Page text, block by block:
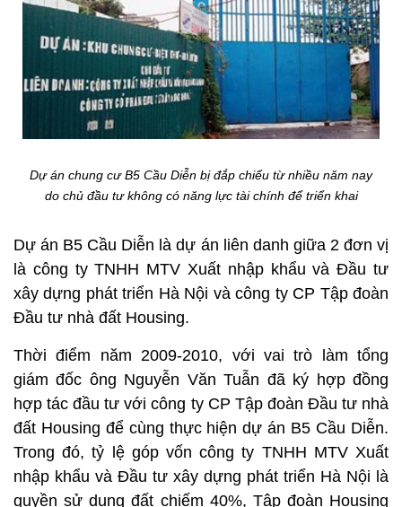
Dự án chung cư B5 Cầu Diễn bị đắp chiếu từ nhiều năm nay
do chủ đầu tư không có năng lực tài chính để triển khai
Dự án B5 Cầu Diễn là dự án liên danh giữa 2 đơn vị
là công ty TNHH MTV Xuất nhập khẩu và Đầu tư
xây dựng phát triển Hà Nội và công ty CP Tập đoàn
Đầu tư nhà đất Housing.
Thời điểm năm 2009-2010, với vai trò làm tổng
giám đốc ông Nguyễn Văn Tuẫn đã ký hợp đồng
hợp tác đầu tư với công ty CP Tập đoàn Đầu tư nhà
đất Housing để cùng thực hiện dự án B5 Cầu Diễn.
Trong đó, tỷ lệ góp vốn công ty TNHH MTV Xuất
nhập khẩu và Đầu tư xây dựng phát triển Hà Nội là
quyền sử dụng đất chiếm 40%, Tập đoàn Housing